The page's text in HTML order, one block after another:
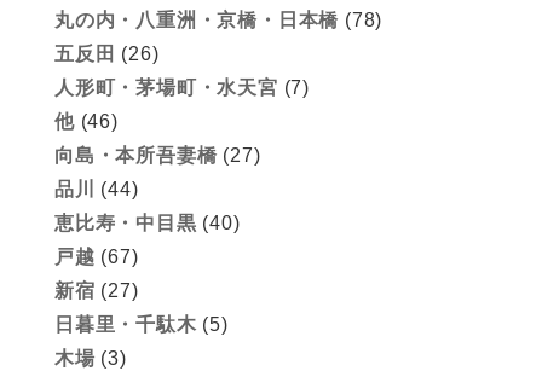
丸の内・八重洲・京橋・日本橋 (78)
五反田 (26)
人形町・茅場町・水天宮 (7)
他(46)
向島・本所吾妻橋 (27)
品川
(44)
恵比寿・中目黒 (40)
戸越 (67)
新宿 (27)
日暮里・千駄木 (5)
木場 (3)